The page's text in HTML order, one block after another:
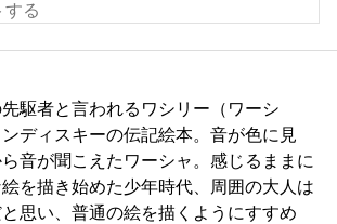
駆者と言われるワシリー（ワーシ
ディスキーの伝記絵本。音が色に見
ら音が聞こえたワーシャ。感じるままに
を描き始めた少年時代、周囲の大人は
思い、普通の絵を描くようにすすめ